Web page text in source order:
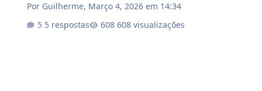
Por Guilherme, Março 4, 2026 em 14:34
5 respostas
608 visualizações